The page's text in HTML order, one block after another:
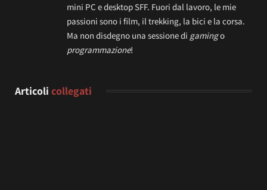
mini PC e desktop SFF. Fuori dal lavoro, le mie
passioni sono i film, il trekking, la bici e la corsa.
Ma non disdegno una sessione di gamingo
programmazione!
Articoli collegati